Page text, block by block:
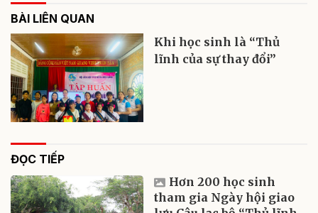
BÀI LIÊN QUAN
Khi học sinh là “Thủ
lĩnh của sự thay đổi”
ĐỌC TIẾP
Hơn 200 học sinh
tham gia Ngày hội giao